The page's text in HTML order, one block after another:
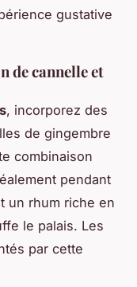
gustative
de cannelle et
, incorporez des
de gingembre
combinaison
pendant
un rhum riche en
le palais. Les
par cette